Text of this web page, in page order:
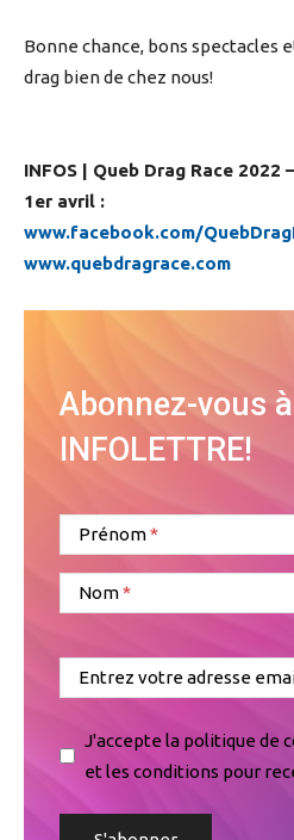
Bonne chance, bons spectacles
drag bien de chez nous!
INFOS | Queb Drag Race
1er avril :
www.facebook.com/
www.quebdragrace.com
Abonnez-vous
INFOLETTRE!
Prénom
Nom
Entrez votre adresse
J'accepte la politique de
et les conditions pour